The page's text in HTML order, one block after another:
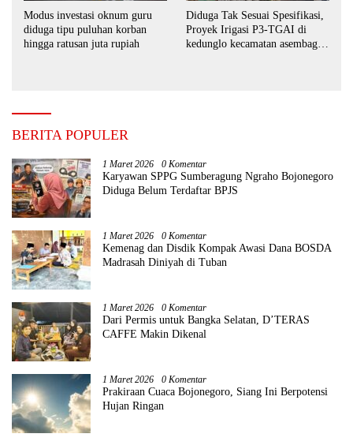
Modus investasi oknum guru
diduga tipu puluhan korban
hingga ratusan juta rupiah
Diduga Tak Sesuai Spesifikasi,
Proyek Irigasi P3-TGAI di
kedunglo kecamatan asembagus
BERITA POPULER
1 Maret 2026 0 Komentar
Karyawan SPPG Sumberagung Ngraho Bojonegoro
Diduga Belum Terdaftar BPJS
1 Maret 2026 0 Komentar
Kemenag dan Disdik Kompak Awasi Dana BOSDA
Madrasah Diniyah di Tuban
1 Maret 2026 0 Komentar
Dari Permis untuk Bangka Selatan, D’TERAS
CAFFE Makin Dikenal
1 Maret 2026 0 Komentar
Prakiraan Cuaca Bojonegoro, Siang Ini Berpotensi
Hujan Ringan